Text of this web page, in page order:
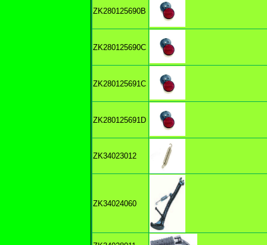
ZK280125690B
ZK280125690C
ZK280125691C
ZK280125691D
ZK34023012
ZK34024060